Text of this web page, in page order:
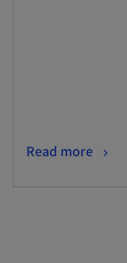
Read more